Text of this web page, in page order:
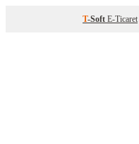
T-Soft E-Ticaret